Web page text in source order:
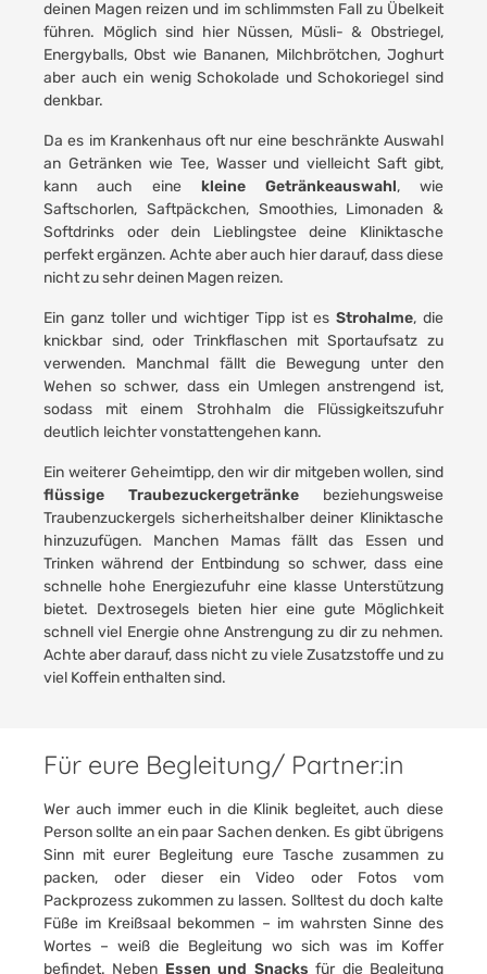
deinen Magen reizen und im schlimmsten Fall zu Übelkeit
führen. Möglich sind hier Nüssen, Müsli- & Obstriegel,
Energyballs, Obst wie Bananen, Milchbrötchen, Joghurt
aber auch ein wenig Schokolade und Schokoriegel sind
denkbar.
Da es im Krankenhaus oft nur eine beschränkte Auswahl
an Getränken wie Tee, Wasser und vielleicht Saft gibt,
kann auch eine kleine Getränkeauswahl, wie
Saftschorlen, Saftpäckchen, Smoothies, Limonaden &
Softdrinks oder dein Lieblingstee deine Kliniktasche
perfekt ergänzen. Achte aber auch hier darauf, dass diese
nicht zu sehr deinen Magen reizen.
Ein ganz toller und wichtiger Tipp ist esStrohalme, die
knickbar sind, oder Trinkflaschen mit Sportaufsatz zu
verwenden. Manchmal fällt die Bewegung unter den
Wehen so schwer, dass ein Umlegen anstrengend ist,
sodass mit einem Strohhalm die Flüssigkeitszufuhr
deutlich leichter vonstattengehen kann.
Ein weiterer Geheimtipp, den wir dir mitgeben wollen, sind
flüssige Traubezuckergetränke beziehungsweise
Traubenzuckergels sicherheitshalber deiner Kliniktasche
hinzuzufügen. Manchen Mamas fällt das Essen und
Trinken während der Entbindung so schwer, dass eine
schnelle hohe Energiezufuhr eine klasse Unterstützung
bietet. Dextrosegels bieten hier eine gute Möglichkeit
schnell viel Energie ohne Anstrengung zu dir zu nehmen.
Achte aber darauf, dass nicht zu viele Zusatzstoffe und zu
viel Koffein enthalten sind.
Für eure Begleitung/ Partner:in
Wer auch immer euch in die Klinik begleitet, auch diese
Person sollte an ein paar Sachen denken. Es gibt übrigens
Sinn mit eurer Begleitung eure Tasche zusammen zu
packen, oder dieser ein Video oder Fotos vom
Packprozess zukommen zu lassen. Solltest du doch kalte
Füße im Kreißsaal bekommen – im wahrsten Sinne des
Wortes – weiß die Begleitung wo sich was im Koffer
befindet. Neben Essen und Snacks für die Begleitung